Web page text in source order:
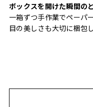
ボックスを開けた瞬間の
一箱ずつ手作業でペーパ
目の美しさも大切に梱包